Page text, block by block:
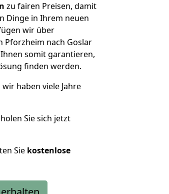
zu fairen Preisen, damit
Dinge in Ihrem neuen
wir über
Pforzheim nach Goslar
somit garantieren,
finden werden.
haben viele Jahre
Sie sich jetzt
Sie kostenlose